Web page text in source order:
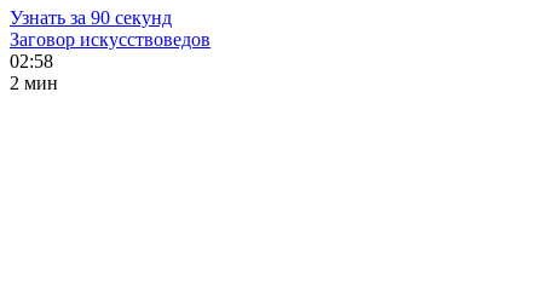
Узнать за 90 секунд
Заговор искусствоведов
02:58
2 мин